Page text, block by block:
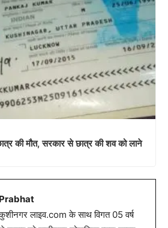
की मौत, सरकार से छात्र की शव को लाने
Prabhat
लाइव.com के साथ विगत 05 वर्ष